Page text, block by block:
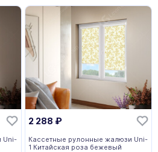
Uni-
2 288 ₽
Кассетные рулонные жалюзи Uni-
1 Китайская роза бежевый